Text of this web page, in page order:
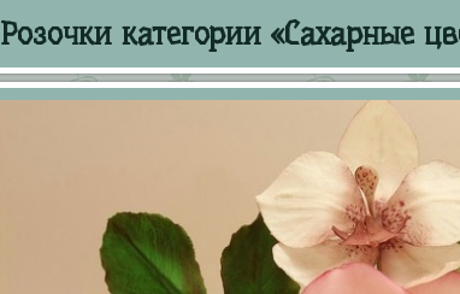
Розочки категории «Сахарные